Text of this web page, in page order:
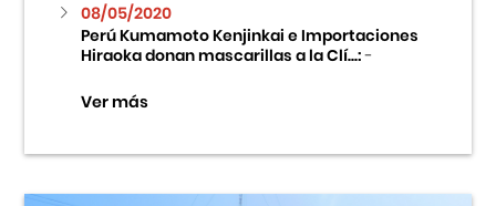
08/05/2020
Perú Kumamoto Kenjinkai e Importaciones
Hiraoka donan mascarillas a la Clí...:-
Ver más